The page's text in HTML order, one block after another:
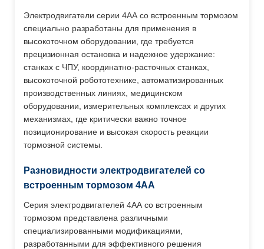
Электродвигатели серии 4АА со встроенным тормозом
специально разработаны для применения в
высокоточном оборудовании, где требуется
прецизионная остановка и надежное удержание:
станках с ЧПУ, координатно-расточных станках,
высокоточной робототехнике, автоматизированных
производственных линиях, медицинском
оборудовании, измерительных комплексах и других
механизмах, где критически важно точное
позиционирование и высокая скорость реакции
тормозной системы.
Разновидности электродвигателей со
встроенным тормозом 4АА
Серия электродвигателей 4АА со встроенным
тормозом представлена различными
специализированными модификациями,
разработанными для эффективного решения